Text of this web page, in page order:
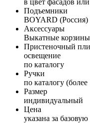
Подъемники
BOYARD (Россия)
Аксессуары
Выкатные
Пристеночный
освещение
по каталогу
Ручки
по каталогу
Размер
индивидуальный
Цена
указана за